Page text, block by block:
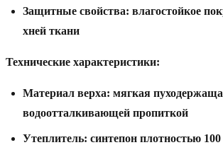
Защитные свойства: влагостойкое
хней ткани
Технические характеристики:
Материал верха: мягкая
водоотталкивающей пропиткой
Утеплитель: синтепон плотностью 100